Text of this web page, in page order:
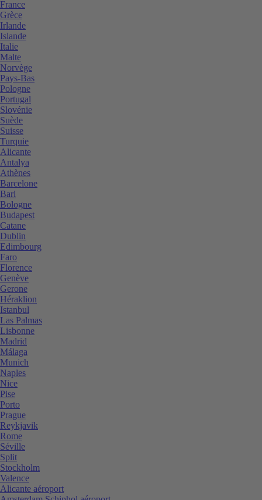
France
Grèce
Irlande
Islande
Italie
Malte
Norvège
Pays-Bas
Pologne
Portugal
Slovénie
Suède
Suisse
Turquie
Alicante
Antalya
Athènes
Barcelone
Bari
Bologne
Budapest
Catane
Dublin
Edimbourg
Faro
Florence
Genève
Gerone
Héraklion
Istanbul
Las Palmas
Lisbonne
Madrid
Málaga
Munich
Naples
Nice
Pise
Porto
Prague
Reykjavik
Rome
Séville
Split
Stockholm
Valence
Alicante aéroport